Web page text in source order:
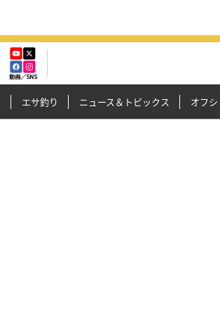
エサ釣り ニュース＆トピックス オフ